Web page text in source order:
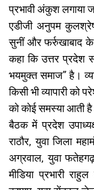
प्रभावी अंकुश लगाया
एडीजी अनुपम
सुनीं और फर्रुखाबाद के
कहा कि उत्तर प्रदेश
भयमुक्त समाज” है।
किसी भी व्यापारी को
को कोई समस्या आती है
बैठक में प्रदेश
राठौर, युवा जिला
अग्रवाल, युवा
मीडिया प्रभारी